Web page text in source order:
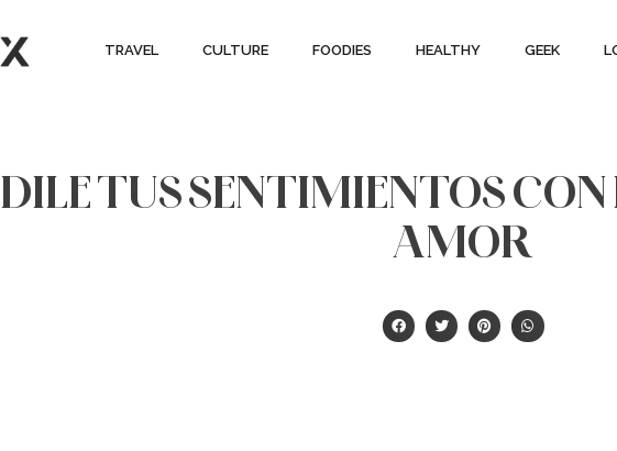
TRAVEL CULTURE FOODIES HEALTHY GEEK
DILE TUS SENTIMIENTOS
AMOR